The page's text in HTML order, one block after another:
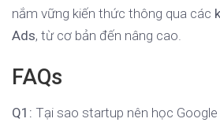
nắm vững kiến thức thông qua các
Ads, từ cơ bản đến nâng cao.
FAQs
Q1: Tại sao startup nên học Google